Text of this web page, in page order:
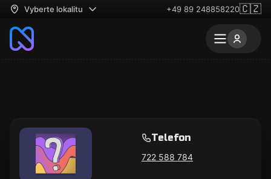
Vyberte lokalitu +49 89 248858220🇨🇿
Telefon
722 588 784